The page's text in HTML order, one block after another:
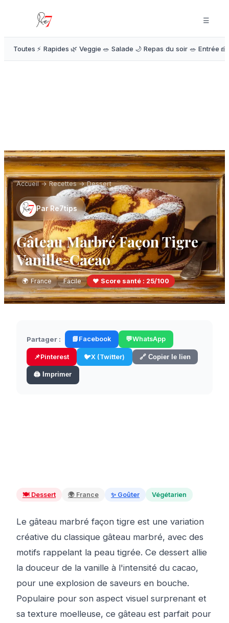
☰
Toutes ⚡ Rapides 🌿 Veggie 🥗 Salade 🌙 Repas du soir 🥗 Entrée
Accueil→ Recettes→Dessert
ParRe7tips
Gâteau Marbré Façon Tigre
Vanille-Cacao
🌍 France Facile ❤️ Score santé : 25/100
Partager : 📘 Facebook 💬WhatsApp
📌Pinterest 🐦X (Twitter) 🔗 Copier le lien
🖨️ Imprimer
🍽️ Dessert 🌍 France ✨ Goûter Végétarien
Le gâteau marbré façon tigre est une variation
créative du classique gâteau marbré, avec des
motifs rappelant la peau tigrée. Ce dessert allie
la douceur de la vanille à l'intensité du cacao,
pour une explosion de saveurs en bouche.
Populaire pour son aspect visuel surprenant et
sa texture moelleuse, ce gâteau est parfait pour